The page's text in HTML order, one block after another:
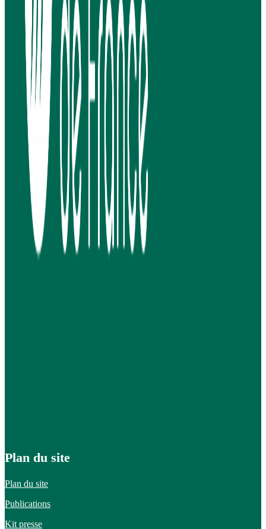
Plan du site
Plan du site
Publications
Kit presse